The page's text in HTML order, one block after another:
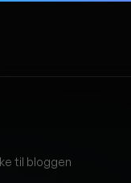
til bloggen